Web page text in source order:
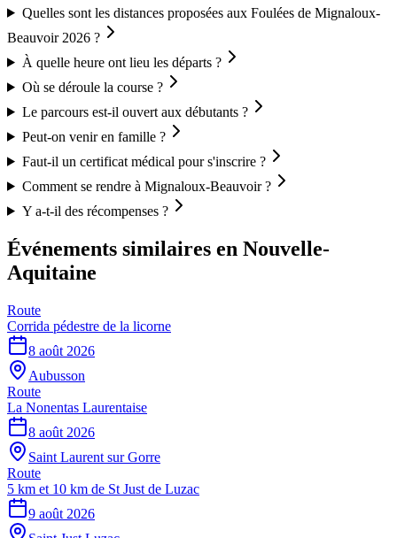
Quelles sont les distances proposées aux Foulées de Mignaloux-
Beauvoir 2026 ?
À quelle heure ont lieu les départs ?
Où se déroule la course ?
Le parcours est-il ouvert aux débutants ?
Peut-on venir en famille ?
Faut-il un certificat médical pour s'inscrire ?
Comment se rendre à Mignaloux-Beauvoir ?
Y a-t-il des récompenses ?
Événements similaires en Nouvelle-
Aquitaine
Route
Corrida pédestre de la licorne
8 août 2026
Aubusson
Route
La Nonentas Laurentaise
8 août 2026
Saint Laurent sur Gorre
Route
5 km et 10 km de St Just de Luzac
9 août 2026